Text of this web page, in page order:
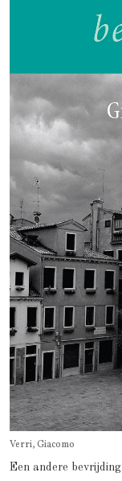
Verri, Giacomo
Een andere bevrijding